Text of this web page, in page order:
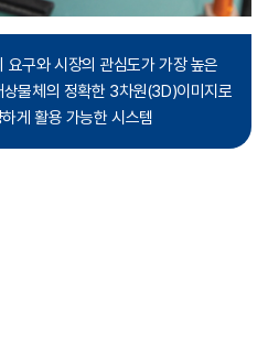
구와 시장의 관심도가 가장 높은
물체의 정확한 3차원(3D)이미지로
게 활용 가능한 시스템